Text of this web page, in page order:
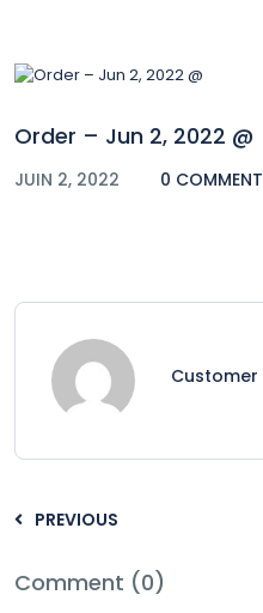
Order – Jun 2, 2022 @
JUIN 2, 2022 0 COMMENT
Customer
PREVIOUS
Comment (0)